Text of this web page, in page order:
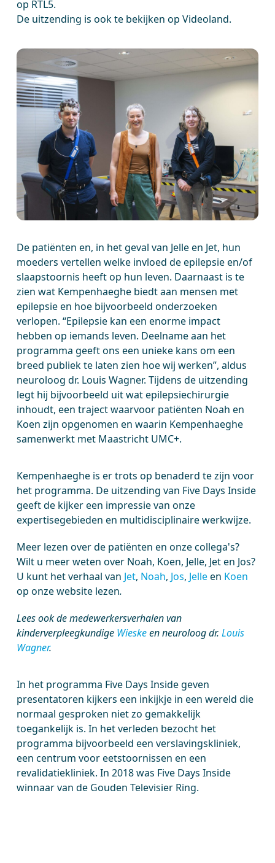
op RTL5.
De uitzending is ook te bekijken op Videoland.
De patiënten en, in het geval van Jelle en Jet, hun
moeders vertellen welke invloed de epilepsie en/of
slaapstoornis heeft op hun leven. Daarnaast is te
zien wat Kempenhaeghe biedt aan mensen met
epilepsie en hoe bijvoorbeeld onderzoeken
verlopen. “Epilepsie kan een enorme impact
hebben op iemands leven. Deelname aan het
programma geeft ons een unieke kans om een
breed publiek te laten zien hoe wij werken”, aldus
neuroloog dr. Louis Wagner. Tijdens de uitzending
legt hij bijvoorbeeld uit wat epilepsiechirurgie
inhoudt, een traject waarvoor patiënten Noah en
Koen zijn opgenomen en waarin Kempenhaeghe
samenwerkt met Maastricht UMC+.
Kempenhaeghe is er trots op benaderd te zijn voor
het programma. De uitzending van Five Days Inside
geeft de kijker een impressie van onze
expertisegebieden en multidisciplinaire werkwijze.
Meer lezen over de patiënten en onze collega's?
Wilt u meer weten over Noah, Koen, Jelle, Jet en Jos?
U kunt het verhaal van Jet, Noah, Jos, Jelleen Koen
op onze website lezen.
Lees ook de medewerkersverhalen van
kinderverpleegkundige Wieskeen neuroloog dr. Louis
Wagner.
In het programma Five Days Inside geven
presentatoren kijkers een inkijkje in een wereld die
normaal gesproken niet zo gemakkelijk
toegankelijk is. In het verleden bezocht het
programma bijvoorbeeld een verslavingskliniek,
een centrum voor eetstoornissen en een
revalidatiekliniek. In 2018 was Five Days Inside
winnaar van de Gouden Televisier Ring.